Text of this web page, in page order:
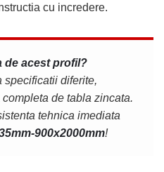
cu incredere.
de acest profil?
specificatii diferite,
de tabla zincata.
tehnica imediata
900x2000mm!